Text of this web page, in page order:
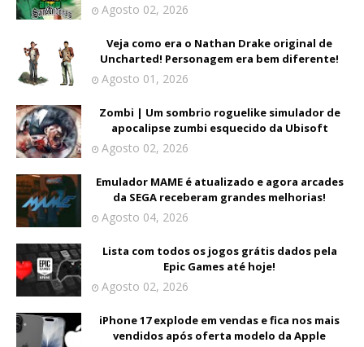
Agosto 02, 2026
Veja como era o Nathan Drake original de
Uncharted! Personagem era bem diferente!
Agosto 01, 2026
Zombi | Um sombrio roguelike simulador de
apocalipse zumbi esquecido da Ubisoft
Agosto 02, 2026
Emulador MAME é atualizado e agora arcades
da SEGA receberam grandes melhorias!
Agosto 04, 2026
Lista com todos os jogos grátis dados pela
Epic Games até hoje!
Agosto 02, 2026
iPhone 17 explode em vendas e fica nos mais
vendidos após oferta modelo da Apple